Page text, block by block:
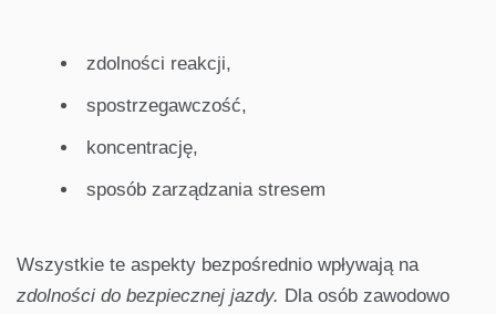
zdolności reakcji,
spostrzegawczość,
koncentrację,
sposób zarządzania stresem
Wszystkie te aspekty bezpośrednio wpływają na
zdolności do bezpiecznej jazdy. Dla osób zawodowo